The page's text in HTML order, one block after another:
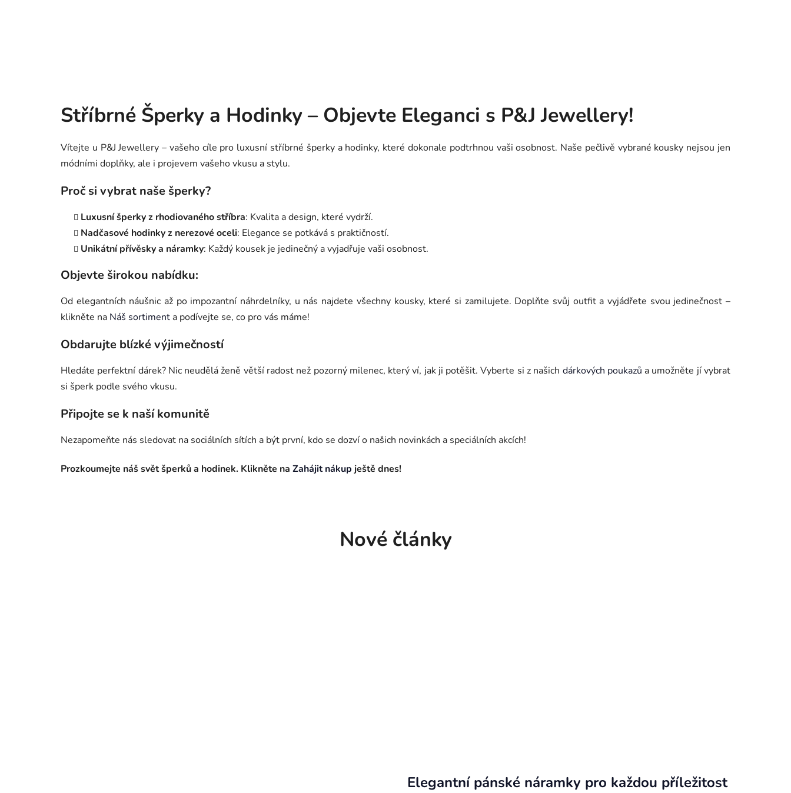
n
c
i
s
P
&
e
w
e
l
l
e
r
y
Stříbrné Šperky a Hodinky – Objevte Eleganci s P&J Jewellery!
Vítejte u P&J Jewellery – vašeho cíle pro luxusní stříbrné šperky a hodinky, které dokonale podtrhnou vaši osobnost. Naše pečlivě vybrané kousky nejsou jen
módními doplňky, ale i projevem vašeho vkusu a stylu.
Proč si vybrat naše šperky?
Luxusní šperky z rhodiovaného stříbra: Kvalita a design, které vydrží.
Nadčasové hodinky z nerezové oceli: Elegance se potkává s praktičností.
Unikátní přívěsky a náramky: Každý kousek je jedinečný a vyjadřuje vaši osobnost.
Objevte širokou nabídku:
Od elegantních náušnic až po impozantní náhrdelníky, u nás najdete všechny kousky, které si zamilujete. Doplňte svůj outfit a vyjádřete svou jedinečnost –
klikněte na Náš sortiment a podívejte se, co pro vás máme!
Obdarujte blízké výjimečností
Hledáte perfektní dárek? Nic neudělá ženě větší radost než pozorný milenec, který ví, jak ji potěšit. Vyberte si z našich dárkových poukazů a umožněte jí vybrat
si šperk podle svého vkusu.
Připojte se k naší komunitě
Nezapomeňte nás sledovat na sociálních sítích a být první, kdo se dozví o našich novinkách a speciálních akcích!
Prozkoumejte náš svět šperků a hodinek. Klikněte na Zahájit nákup ještě dnes!
Nové články
Elegantní pánské náramky pro každou příležitost